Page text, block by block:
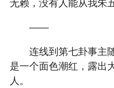
无赖，没有人能从我朱
——
连线到第七卦事主
是一个面色潮红，露出
人。